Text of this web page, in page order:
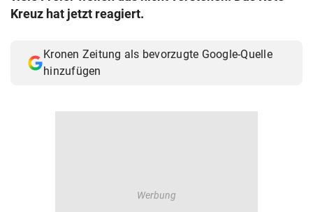
Muthgasse 2, 1190 Wien
Kreuz hat jetzt reagiert.
Kronen Zeitung als bevorzugte Google-Quelle
hinzufügen